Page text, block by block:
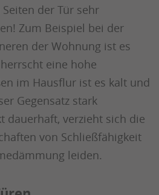
der Tür sehr
Zum Beispiel bei der
der Wohnung ist es
eine hohe
im Hausflur ist es kalt und
Gegensatz stark
dauerhaft, verzieht sich die
von Schließfähigkeit
leiden.